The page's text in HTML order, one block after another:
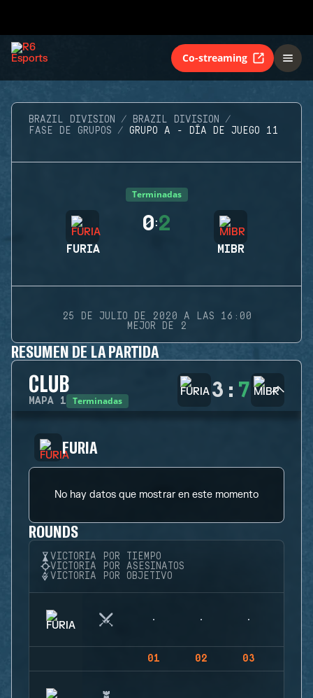
Co-streaming
BRAZIL DIVISION
BRAZIL DIVISION
FASE DE GRUPOS
GRUPO A - DÍA DE JUEGO 11
Terminadas
FURIA
0:2
MIBR
25 DE JULIO DE 2020 A LAS 16:00
MEJOR DE 2
RESUMEN DE LA PARTIDA
CLUB
MAPA 1 Terminadas 3 : 7
FURIA
No hay datos que mostrar en este momento
ROUNDS
VICTORIA POR TIEMPO
VICTORIA POR ASESINATOS
VICTORIA POR OBJETIVO
01 02 03